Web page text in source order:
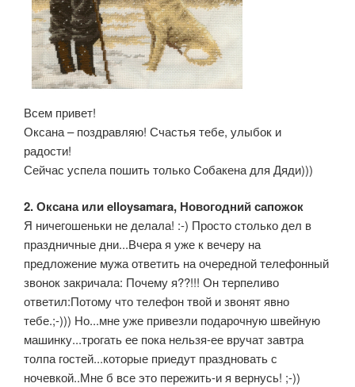
Всем привет!
Оксана – поздравляю! Счастья тебе, улыбок и
радости!
Сейчас успела пошить только Собакена для Дяди)))
2. Оксана или elloysamara, Новогодний сапожок
Я ничегошеньки не делала! :-) Просто столько дел в
праздничные дни...Вчера я уже к вечеру на
предложение мужа ответить на очередной телефонный
звонок закричала: Почему я??!!! Он терпеливо
ответил:Потому что телефон твой и звонят явно
тебе.;-))) Но...мне уже привезли подарочную швейную
машинку...трогать ее пока нельзя-ее вручат завтра
толпа гостей...которые приедут праздновать с
ночевкой..Мне б все это пережить-и я вернусь! ;-))